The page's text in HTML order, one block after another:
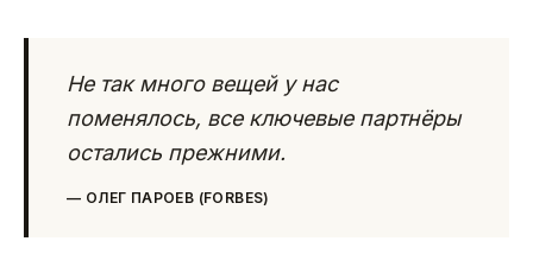
Не так много вещей у нас
поменялось, все ключевые партнёры
остались прежними.
— ОЛЕГ ПАРОЕВ (FORBES)